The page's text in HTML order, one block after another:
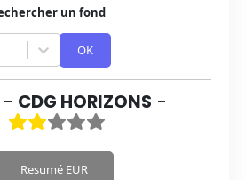
un fond
OK
- CDG HORIZONS -
Resumé EUR